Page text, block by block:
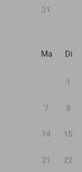
31
Ma
Di
1
7 8
14 15
21 22